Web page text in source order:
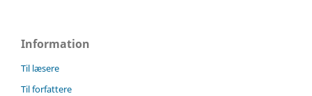
Information
Til læsere
Til forfattere